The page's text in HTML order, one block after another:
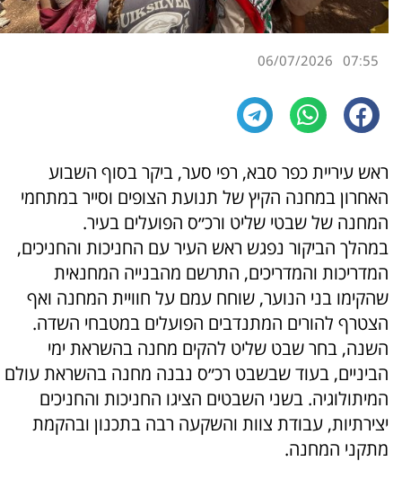
07:55
06/07/2026
ראש עיריית כפר סבא, רפי סער, ביקר בסוף השבוע
האחרון במחנה הקיץ של תנועת הצופים וסייר במתחמי
המחנה של שבטי שליט ורכ״ס הפועלים בעיר.
במהלך הביקור נפגש ראש העיר עם החניכות והחניכים,
המדריכות והמדריכים, התרשם מהבנייה המחנאית
שהקימו בני הנוער, שוחח עמם על חוויית המחנה ואף
הצטרף להורים המתנדבים הפועלים במטבחי השדה.
השנה, בחר שבט שליט להקים מחנה בהשראת ימי
הביניים, בעוד שבשבט רכ״ס נבנה מחנה בהשראת עולם
המיתולוגיה. בשני השבטים הציגו החניכות והחניכים
יצירתיות, עבודת צוות והשקעה רבה בתכנון ובהקמת
מתקני המחנה.